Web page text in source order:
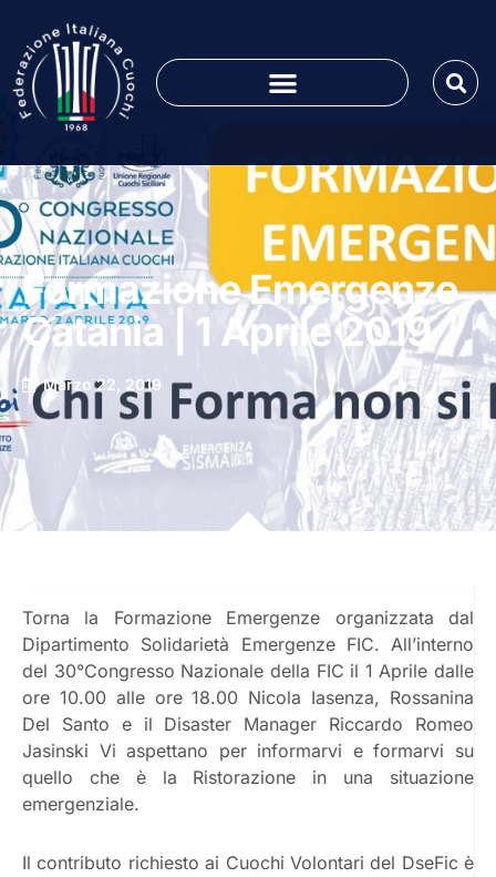
Formazione Emergenze
Catania | 1 Aprile 2019
Marzo 22, 2019
Torna la Formazione Emergenze organizzata dal
Dipartimento Solidarietà Emergenze FIC. All’interno
del 30°Congresso Nazionale della FIC il 1 Aprile dalle
ore 10.00 alle ore 18.00 Nicola Iasenza, Rossanina
Del Santo e il Disaster Manager Riccardo Romeo
Jasinski Vi aspettano per informarvi e formarvi su
quello che è la Ristorazione in una situazione
emergenziale.
Il contributo richiesto ai Cuochi Volontari del DseFic è